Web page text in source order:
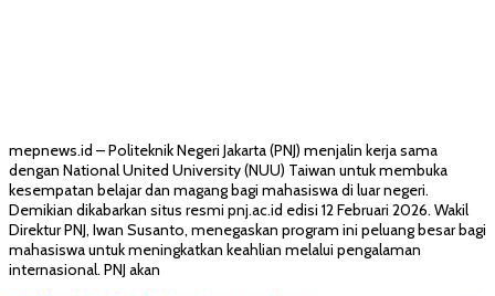
mepnews.id – Politeknik Negeri Jakarta (PNJ) menjalin kerja sama
dengan National United University (NUU) Taiwan untuk membuka
kesempatan belajar dan magang bagi mahasiswa di luar negeri.
Demikian dikabarkan situs resmi pnj.ac.id edisi 12 Februari 2026. Wakil
Direktur PNJ, Iwan Susanto, menegaskan program ini peluang besar bagi
mahasiswa untuk meningkatkan keahlian melalui pengalaman
internasional. PNJ akan